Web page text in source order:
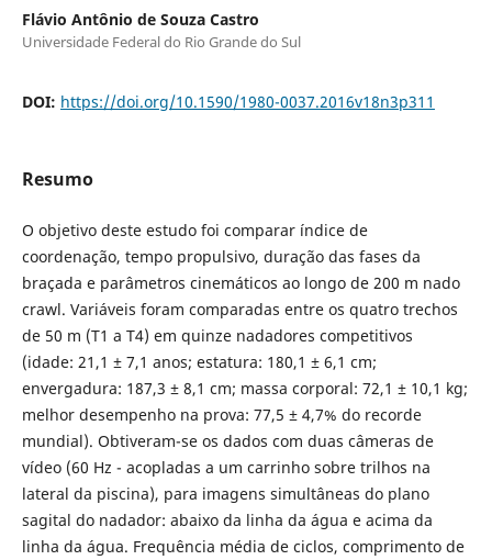
Flávio Antônio de Souza Castro
Universidade Federal do Rio Grande do Sul
DOI: https://doi.org/10.1590/1980-0037.2016v18n3p311
Resumo
O objetivo deste estudo foi comparar índice de
coordenação, tempo propulsivo, duração das fases da
braçada e parâmetros cinemáticos ao longo de 200 m nado
crawl. Variáveis foram comparadas entre os quatro trechos
de 50 m (T1 a T4) em quinze nadadores competitivos
(idade: 21,1 ± 7,1 anos; estatura: 180,1 ± 6,1 cm;
envergadura: 187,3 ± 8,1 cm; massa corporal: 72,1 ± 10,1 kg;
melhor desempenho na prova: 77,5 ± 4,7% do recorde
mundial). Obtiveram-se os dados com duas câmeras de
vídeo (60 Hz - acopladas a um carrinho sobre trilhos na
lateral da piscina), para imagens simultâneas do plano
sagital do nadador: abaixo da linha da água e acima da
linha da água. Frequência média de ciclos, comprimento de